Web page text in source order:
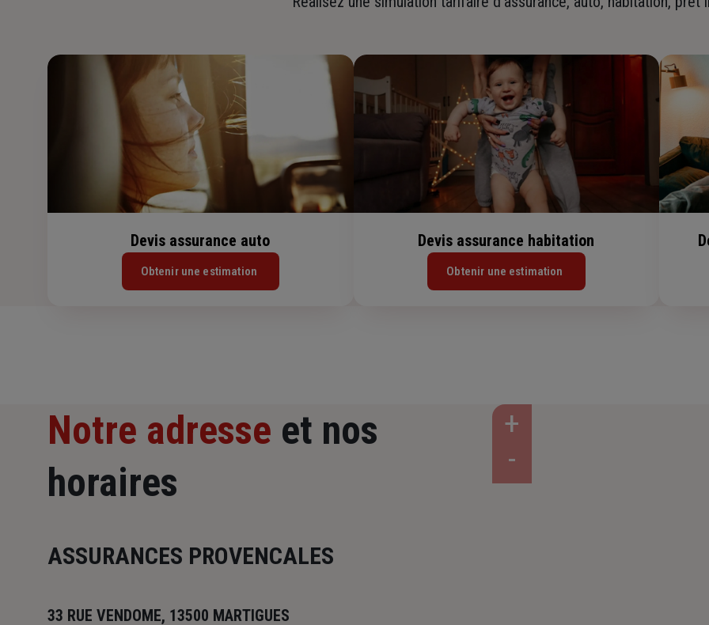
Devis assurance auto
Obtenir une estimation
Devis assurance habitation
Obtenir une estimation
Notre adresse et nos
horaires
ASSURANCES PROVENCALES
33 RUE VENDOME, 13500 MARTIGUES